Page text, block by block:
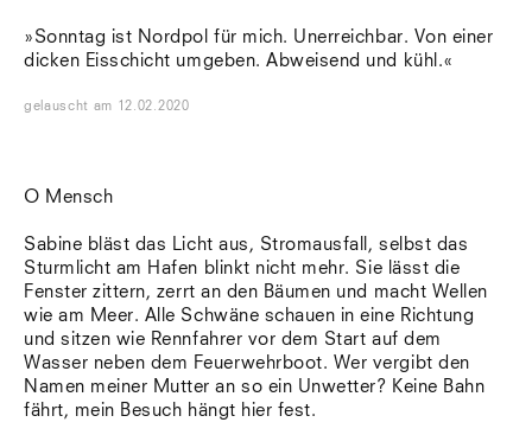
»Sonntag ist Nordpol für mich. Unerreichbar. Von einer
dicken Eisschicht umgeben. Abweisend und kühl.«
gelauscht am 12.02.2020
O Mensch
Sabine bläst das Licht aus, Stromausfall, selbst das
Sturmlicht am Hafen blinkt nicht mehr. Sie lässt die
Fenster zittern, zerrt an den Bäumen und macht Wellen
wie am Meer. Alle Schwäne schauen in eine Richtung
und sitzen wie Rennfahrer vor dem Start auf dem
Wasser neben dem Feuerwehrboot. Wer vergibt den
Namen meiner Mutter an so ein Unwetter? Keine Bahn
fährt, mein Besuch hängt hier fest.